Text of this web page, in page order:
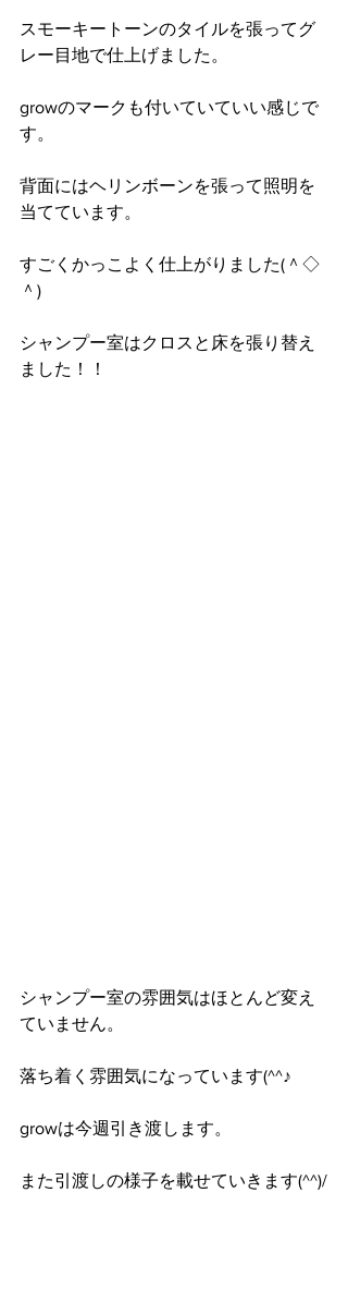
スモーキートーンのタイルを張ってグ
レー目地で仕上げました。
growのマークも付いていていい感じで
す。
背面にはヘリンボーンを張って照明を
当てています。
すごくかっこよく仕上がりました(＾◇
＾)
シャンプー室はクロスと床を張り替え
ました！！
シャンプー室の雰囲気はほとんど変え
ていません。
落ち着く雰囲気になっています(^^♪
growは今週引き渡します。
また引渡しの様子を載せていきます(^^)/